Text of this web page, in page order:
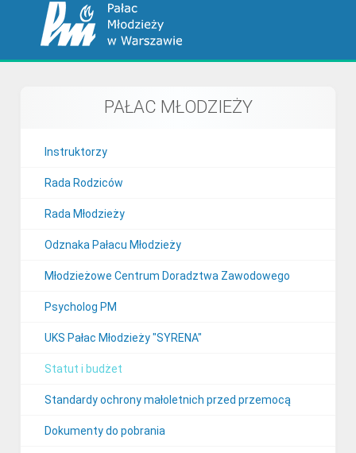
PAŁAC MŁODZIEŻY
Instruktorzy
Rada Rodziców
Rada Młodzieży
Odznaka Pałacu Młodzieży
Młodzieżowe Centrum Doradztwa Zawodowego
Psycholog PM
UKS Pałac Młodzieży "SYRENA"
Statut i budżet
Standardy ochrony małoletnich przed przemocą
Dokumenty do pobrania